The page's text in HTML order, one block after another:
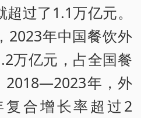
过了1.1万亿元。
2023年中国餐饮外
万亿元，占全国餐
2018—2023年，外
合增长率超过2